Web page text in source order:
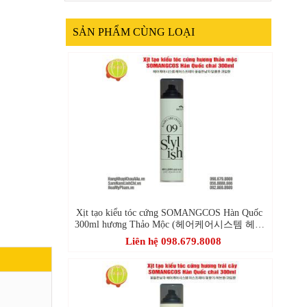
SẢN PHẨM CÙNG LOẠI
Xịt tạo kiểu tóc cứng SOMANGCOS Hàn Quốc
300ml hương Thảo Mộc (헤어케어시스템 헤어
스프레이 꽃을든남자 달콤한 과일향)
Liên hệ 098.679.8008